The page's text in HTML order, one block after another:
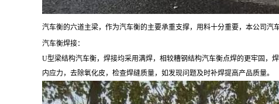
汽车衡的六道主梁，作为汽车衡的主要承重支撑，用料十分重要，本公司汽
汽车衡焊接：
U型梁结构汽车衡，焊接均采用满焊，相较糟钢结构汽车衡点焊的更牢固，
内应力，去除氧化皮，检查焊缝质量，如发现问题及时补焊提高产品质量。